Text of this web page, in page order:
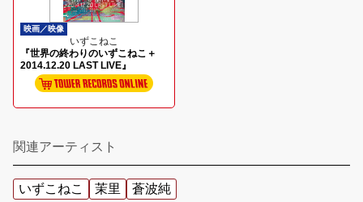
映画／映像
いずこねこ
『世界の終わりのいずこねこ＋
2014.12.20 LAST LIVE』
関連アーティスト
いずこねこ 茉里 蒼波純